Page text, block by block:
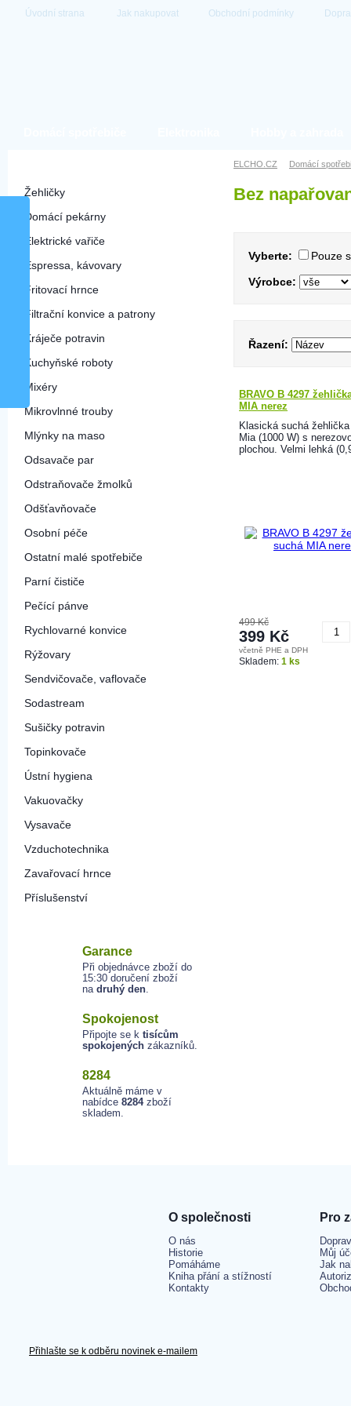
Úvodní strana Jak nakupovat Obchodní podmínky
Žehličky
Domácí pekárny
Elektrické vařiče
Espressa, kávovary
Fritovací hrnce
Filtrační konvice a patrony
Kráječe potravin
Kuchyňské roboty
Mixéry
Mikrovlnné trouby
Mlýnky na maso
Odsavače par
Odstraňovače žmolků
Odšťavňovače
Osobní péče
Ostatní malé spotřebiče
Parní čističe
Pečící pánve
Rychlovarné konvice
Rýžovary
Sendvičovače, vaflovače
Sodastream
Sušičky potravin
Topinkovače
Ústní hygiena
Vakuovačky
Vysavače
Vzduchotechnika
Zavařovací hrnce
Příslušenství
Garance
Při objednávce zboží do
15:30 doručení zboží
na druhý den.
Spokojenost
Připojte se k tisícům
spokojených zákazníků.
8284
Aktuálně máme v
nabídce 8284zboží
skladem.
ELCHO.CZ Domácí
Bez
Vyberte: Pouze
Výrobce:
Řazení:
BRAVO B 4297
MIA nerez
Klasická suchá
Mia (1000 W) s
plochou. Velmi lehká
499 Kč
399 Kč
včetně PHE a DPH
Skladem: 1 ks
O společnosti
O nás
Historie
Pomáháme
Kniha přání a stížností
Kontakty
Pro
Můj
Jak
Přihlašte se k odběru novinek e-mailem